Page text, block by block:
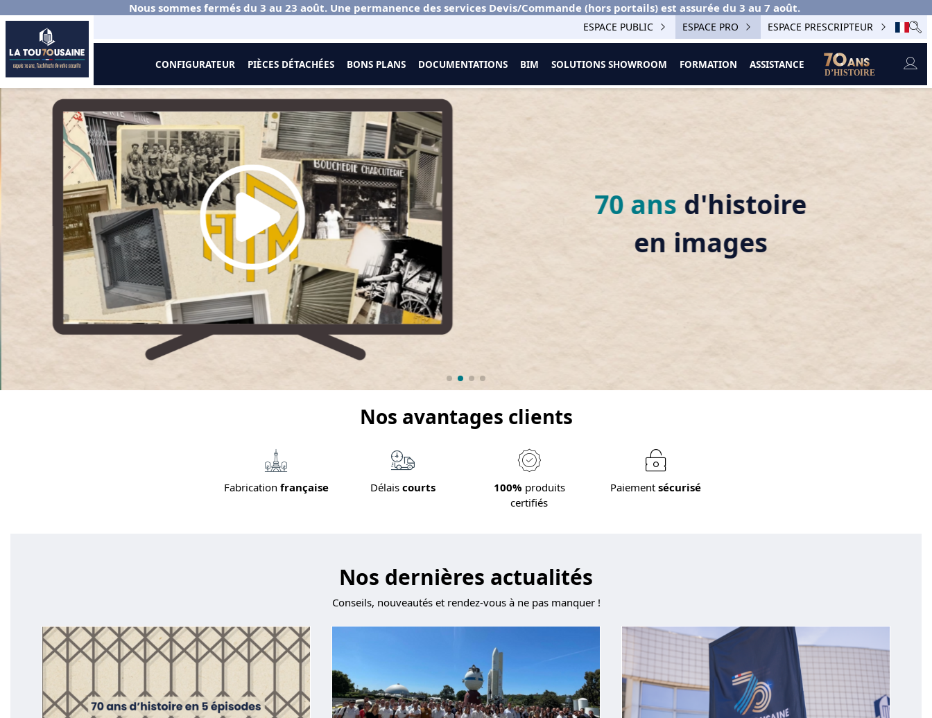
Nous sommes fermés du 3 au 23 août. Une permanence des services Devis/Commande (hors portails) est assurée du 3 au 7 août.
ESPACE PUBLIC ESPACE PRO ESPACE PRESCRIPTEUR
CONFIGURATEUR PIÈCES DÉTACHÉES BONS PLANS DOCUMENTATIONS BIM SOLUTIONS SHOWROOM FORMATION ASSISTANCE
70 ans d'histoire
en images
Nos avantages clients
100%produits
Nos dernières actualités